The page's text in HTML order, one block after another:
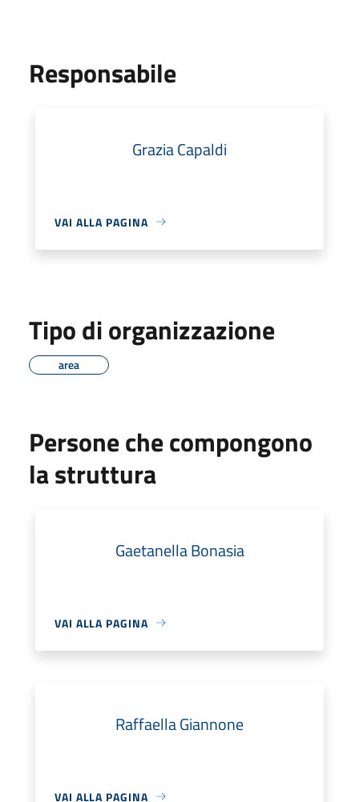
Responsabile
Grazia Capaldi
VAI ALLA PAGINA
Tipo di organizzazione
area
Persone che compongono
la struttura
Gaetanella Bonasia
VAI ALLA PAGINA
Raffaella Giannone
VAI ALLA PAGINA